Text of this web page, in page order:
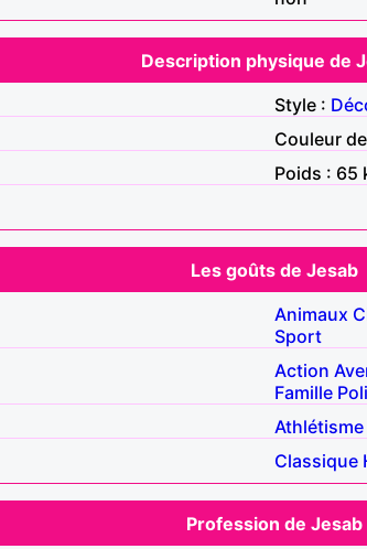
Description physique de
Style :
Couleur
Poids : 65
Les goûts de Jesab
Animaux
Sport
Action
Famille
Athlétisme
Classique
Profession de Jesab